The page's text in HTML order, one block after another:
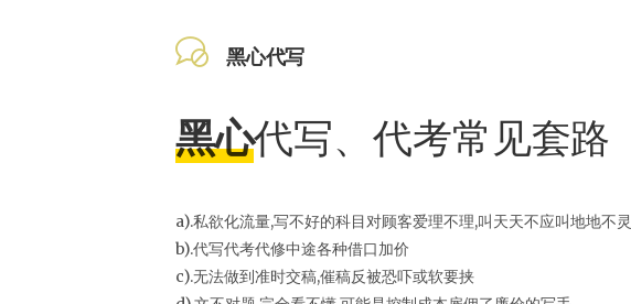
黑心代写
黑心代写、代考常见套路
a).私欲化流量,写不好的科目对顾客爱理不理,叫天天不应叫地地不灵
b).代写代考代修中途各种借口加价
c).无法做到准时交稿,催稿反被恐吓或软要挟